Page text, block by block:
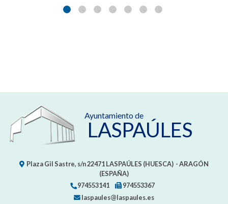
Ayuntamiento de
LASPAÚLES
Plaza Gil Sastre, s/n22471LASPAÚLES (HUESCA) - ARAGÓN
(ESPAÑA)
974553141
974553367
laspaules@laspaules.es